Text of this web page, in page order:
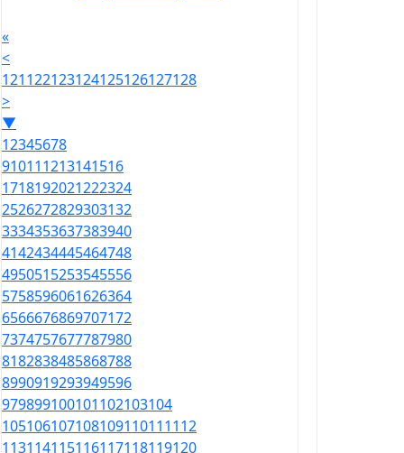
«
<
121122123124125126127128
>
▼
12345678
910111213141516
1718192021222324
2526272829303132
3334353637383940
4142434445464748
4950515253545556
5758596061626364
6566676869707172
7374757677787980
8182838485868788
8990919293949596
979899100101102103104
105106107108109110111112
113114115116117118119120